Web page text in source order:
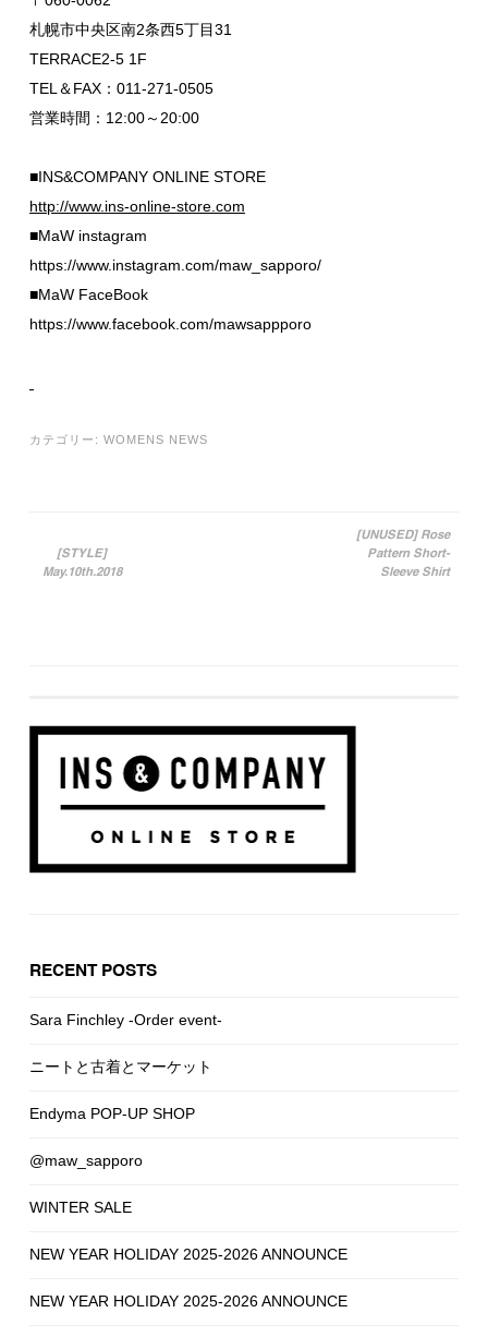
札幌市中央区南2条西5丁目31
TERRACE2-5 1F
TEL＆FAX：011-271-0505
営業時間：12:00～20:00
■INS&COMPANY ONLINE STORE
http://www.ins-online-store.com
■MaW instagram
https://www.instagram.com/maw_sapporo/
■MaW FaceBook
https://www.facebook.com/mawsappporo
カテゴリー: WOMENS NEWS
投稿ナビゲーション
[STYLE]
May.10th.2018
[UNUSED] Rose
Pattern Short-
Sleeve Shirt
RECENT POSTS
Sara Finchley -Order event-
ニートと古着とマーケット
Endyma POP-UP SHOP
@maw_sapporo
WINTER SALE
NEW YEAR HOLIDAY 2025-2026 ANNOUNCE
NEW YEAR HOLIDAY 2025-2026 ANNOUNCE